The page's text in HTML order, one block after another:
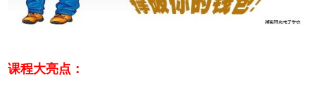
课程大亮点：